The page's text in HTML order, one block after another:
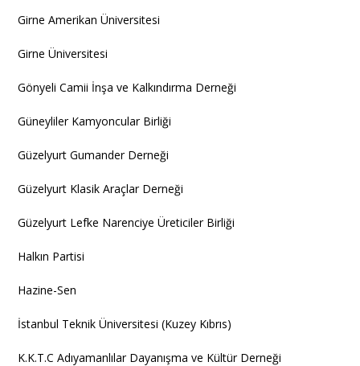
Girne Amerikan Üniversitesi
Girne Üniversitesi
Gönyeli Camii İnşa ve Kalkındırma Derneği
Güneyliler Kamyoncular Birliği
Güzelyurt Gumander Derneği
Güzelyurt Klasik Araçlar Derneği
Güzelyurt Lefke Narenciye Üreticiler Birliği
Halkın Partisi
Hazine-Sen
İstanbul Teknik Üniversitesi (Kuzey Kıbrıs)
K.K.T.C Adıyamanlılar Dayanışma ve Kültür Derneği